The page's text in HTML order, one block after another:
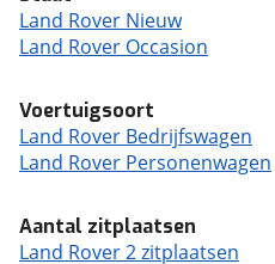
Land Rover Nieuw
Land Rover Occasion
Voertuigsoort
Land Rover Bedrijfswagen
Land Rover Personenwagen
Aantal zitplaatsen
Land Rover 2 zitplaatsen